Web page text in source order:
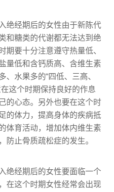
绝经期后的女性由于新陈代
和糖类的代谢都无法达到绝
期要十分注意遵守热量低、
量低和含钙质高、含维生素
、水果多的“四低、三高、
这个时期保持良好的作息
的心态。另外也要在这个时
的体力，提高身体的疾病抵
体育活动，增加体内维生素
防止骨质疏松症的发生。
绝经期后的女性要面临一个
在这个时期女性经常会出现